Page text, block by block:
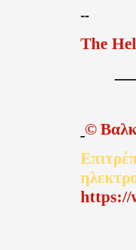
--
The
©
https://